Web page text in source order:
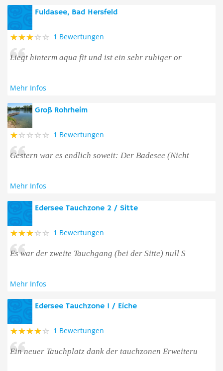
Fuldasee, Bad Hersfeld
1 Bewertungen
Liegt hinterm aqua fit und ist ein sehr ruhiger or
Mehr Infos
Groß Rohrheim
1 Bewertungen
Gestern war es endlich soweit: Der Badesee (Nicht
Mehr Infos
Edersee Tauchzone 2 / Sitte
1 Bewertungen
Es war der zweite Tauchgang (bei der Sitte) null S
Mehr Infos
Edersee Tauchzone 1 / Eiche
1 Bewertungen
Ein neuer Tauchplatz dank der tauchzonen Erweiteru